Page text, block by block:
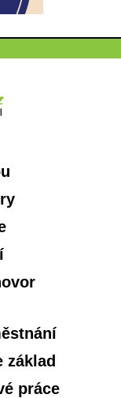
základ
práce